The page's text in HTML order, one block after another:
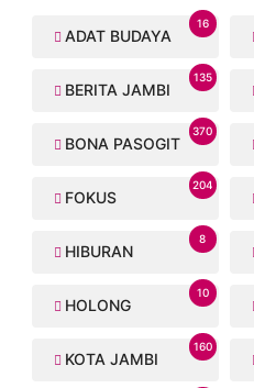
ADAT BUDAYA
16
BERITA JAMBI
135
BONA PASOGIT
370
FOKUS
204
HIBURAN
8
HOLONG
10
KOTA JAMBI
160